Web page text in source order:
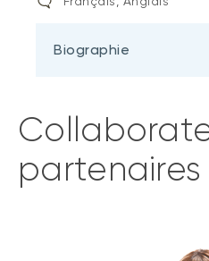
Biographie
partenaires